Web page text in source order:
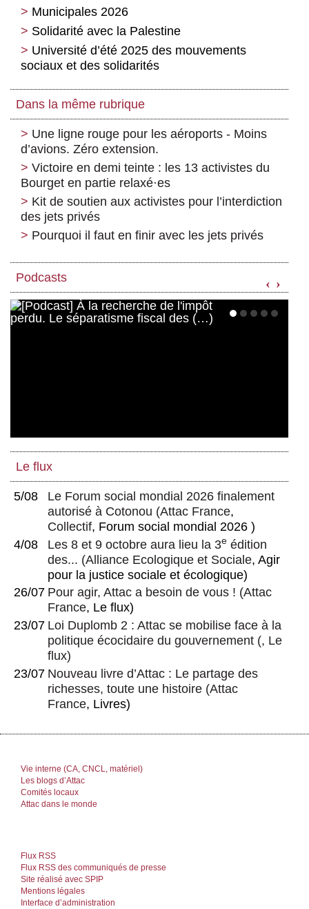
Municipales 2026
Solidarité avec la Palestine
Université d’été 2025 des mouvements
sociaux et des solidarités
Dans la même rubrique
Une ligne rouge pour les aéroports - Moins
d’avions. Zéro extension.
Victoire en demi teinte : les 13 activistes du
Bourget en partie relaxé·es
Kit de soutien aux activistes pour l’interdiction
des jets privés
Pourquoi il faut en finir avec les jets privés
Podcasts ‹ ›
Le flux
5/08
Le Forum social mondial 2026 finalement
autorisé à Cotonou (Attac France,
Collectif, Forum social mondial 2026 )
4/08
Les 8 et 9 octobre aura lieu la 3e édition
des... (Alliance Ecologique et Sociale, Agir
pour la justice sociale et écologique)
26/07 Pour agir, Attac a besoin de vous ! (Attac
France, Le flux)
23/07 Loi Duplomb 2 : Attac se mobilise face à la
politique écocidaire du gouvernement (, Le
flux)
23/07 Nouveau livre d’Attac : Le partage des
richesses, toute une histoire (Attac
France, Livres)
Vie interne (CA, CNCL, matériel)
Les blogs d’Attac
Comités locaux
Attac dans le monde
Flux RSS
Flux RSS des communiqués de presse
Site réalisé avec SPIP
Mentions légales
Interface d’administration